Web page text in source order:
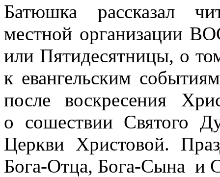
Батюшка рассказал
местной организации
или Пятидесятницы, о
к евангельским
после воскресения
о сошествии Святого
Церкви Христовой.
Бога-Отца, Бога-Сына и